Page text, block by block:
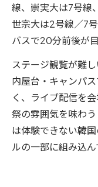
線、崇実大は7号線
世宗大は2号線／7
バスで20分前後が
ステージ観覧が難
内屋台・キャンパ
く、ライブ配信を
祭の雰囲気を味わ
は体験できない韓
ルの一部に組み込ん